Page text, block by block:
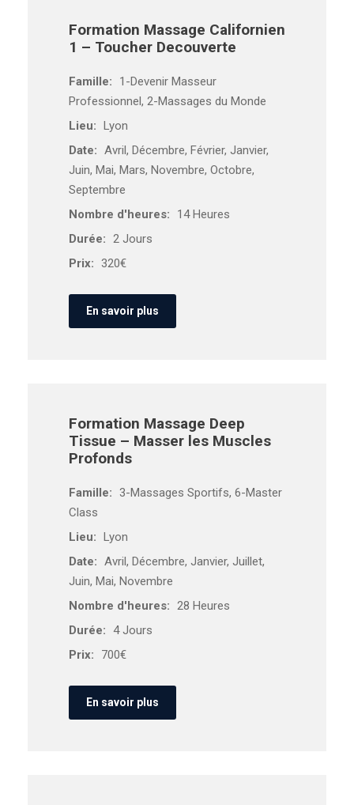
Formation Massage Californien
1 – Toucher Decouverte
Famille:
1-Devenir Masseur
Professionnel, 2-Massages du Monde
Lieu: Lyon
Date: Avril, Décembre, Février, Janvier,
Juin, Mai, Mars, Novembre, Octobre,
Septembre
Nombre d'heures:
14 Heures
Durée: 2 Jours
Prix: 320€
En savoir plus
Formation Massage Deep
Tissue – Masser les Muscles
Profonds
Famille: 3-Massages Sportifs, 6-Master
Class
Lieu: Lyon
Date: Avril, Décembre, Janvier, Juillet,
Juin, Mai, Novembre
Nombre d'heures: 28 Heures
Durée: 4 Jours
Prix:
700€
En savoir plus